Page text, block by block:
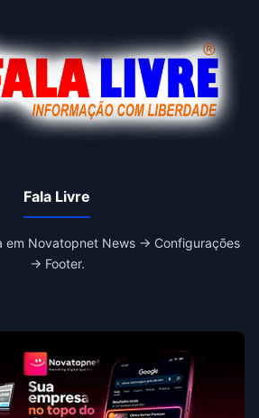
Fala Livre
em Novatopnet News → Configurações
→ Footer.